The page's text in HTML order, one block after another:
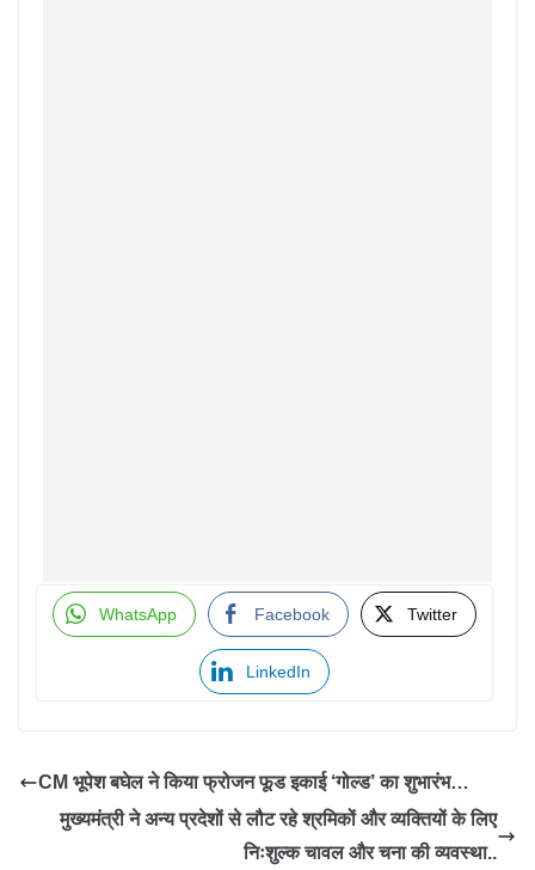
WhatsApp Facebook Twitter
LinkedIn
CM भूपेश बघेल ने किया फ्रोजन फूड इकाई ‘गोल्ड’ का शुभारंभ…
मुख्यमंत्री ने अन्य प्रदेशों से लौट रहे श्रमिकों और व्यक्तियों के लिए
निःशुल्क चावल और चना की व्यवस्था..